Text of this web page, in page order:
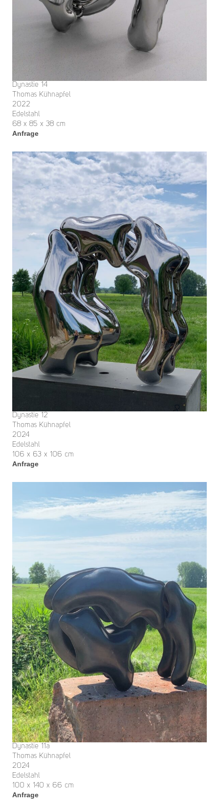
Dynastie 14
Thomas Kühnapfel
2022
Edelstahl
68 x 85 x 38 cm
Anfrage
Dynastie 12
Thomas Kühnapfel
2024
Edelstahl
106 x 63 x 106 cm
Anfrage
Dynastie 11a
Thomas Kühnapfel
2024
Edelstahl
100 x 140 x 66 cm
Anfrage